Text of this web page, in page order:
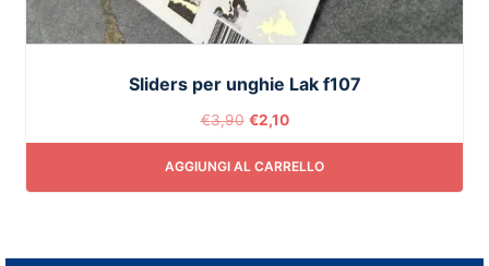
Sliders per unghie Lak f107
€3,90 €2,10
AGGIUNGI AL CARRELLO